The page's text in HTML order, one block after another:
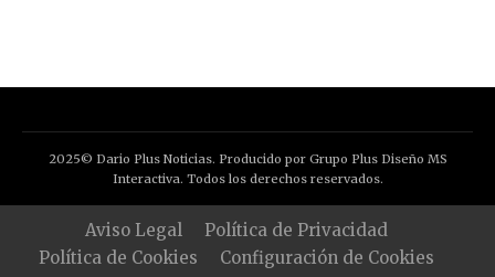
2025© Dario Plus Noticias. Producido por Grupo Plus Diseño MS
Interactiva. Todos los derechos reservados.
Aviso Legal
Política de Privacidad
Política de Cookies
Configuración de Cookies